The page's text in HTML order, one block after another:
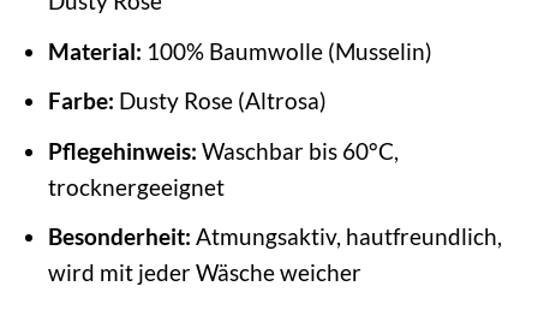
Material: 100% Baumwolle (Musselin)
Farbe: Dusty Rose (Altrosa)
Pflegehinweis: Waschbar bis 60°C,
trocknergeeignet
Besonderheit: Atmungsaktiv, hautfreundlich,
wird mit jeder Wäsche weicher